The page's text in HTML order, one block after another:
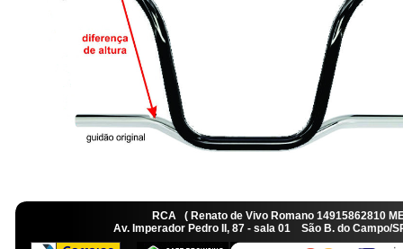
RCA ( Renato de Vivo Romano
Av. Imperador Pedro II, 87 - sala 01 São B. do